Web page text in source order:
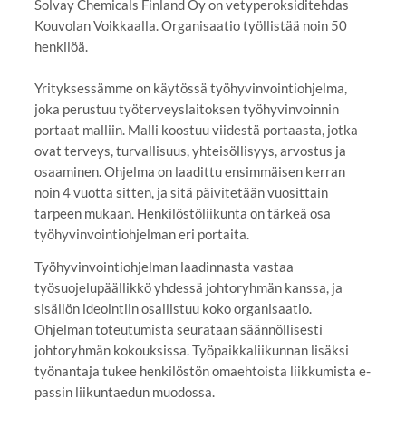
Solvay Chemicals Finland Oy on vetyperoksiditehdas
Kouvolan Voikkaalla. Organisaatio työllistää noin 50
henkilöä.
Yrityksessämme on käytössä työhyvinvointiohjelma,
joka perustuu työterveyslaitoksen työhyvinvoinnin
portaat malliin. Malli koostuu viidestä portaasta, jotka
ovat terveys, turvallisuus, yhteisöllisyys, arvostus ja
osaaminen. Ohjelma on laadittu ensimmäisen kerran
noin 4 vuotta sitten, ja sitä päivitetään vuosittain
tarpeen mukaan. Henkilöstöliikunta on tärkeä osa
työhyvinvointiohjelman eri portaita.
Työhyvinvointiohjelman laadinnasta vastaa
työsuojelupäällikkö yhdessä johtoryhmän kanssa, ja
sisällön ideointiin osallistuu koko organisaatio.
Ohjelman toteutumista seurataan säännöllisesti
johtoryhmän kokouksissa. Työpaikkaliikunnan lisäksi
työnantaja tukee henkilöstön omaehtoista liikkumista e-
passin liikuntaedun muodossa.